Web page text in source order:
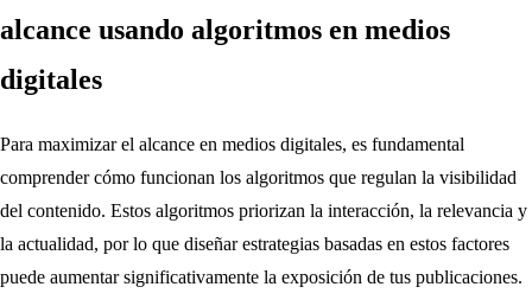
alcance usando algoritmos en medios
digitales
Para maximizar el alcance en medios digitales, es fundamental
comprender cómo funcionan los algoritmos que regulan la visibilidad
del contenido. Estos algoritmos priorizan la interacción, la relevancia y
la actualidad, por lo que diseñar estrategias basadas en estos factores
puede aumentar significativamente la exposición de tus publicaciones.